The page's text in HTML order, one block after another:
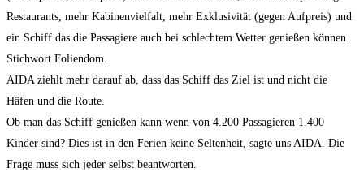
Restaurants, mehr Kabinenvielfalt, mehr Exklusivität (gegen Aufpreis) und
ein Schiff das die Passagiere auch bei schlechtem Wetter genießen können.
Stichwort Foliendom.
AIDA ziehlt mehr darauf ab, dass das Schiff das Ziel ist und nicht die
Häfen und die Route.
Ob man das Schiff genießen kann wenn von 4.200 Passagieren 1.400
Kinder sind? Dies ist in den Ferien keine Seltenheit, sagte uns AIDA. Die
Frage muss sich jeder selbst beantworten.